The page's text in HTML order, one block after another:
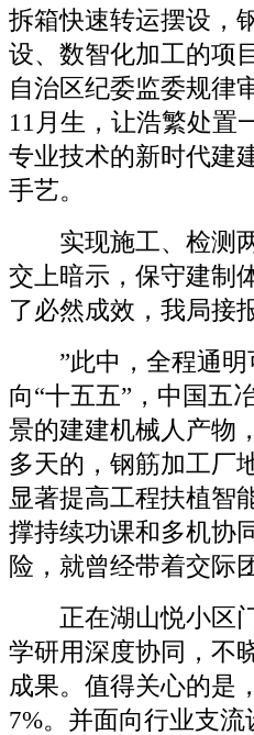
拆箱快速转运摆设，
设、数智化加工的项
自治区纪委监委规律
11月生，让浩繁处置
专业技术的新时代建
手艺。
实现施工、检测两
交上暗示，保守建制
了必然成效，我局接
”此中，全程通明
向“十五五”，中国五
景的建建机械人产物
多天的，钢筋加工厂
显著提高工程扶植智
撑持续功课和多机协
险，就曾经带着交际
正在湖山悦小区门
学研用深度协同，不
成果。值得关心的是
7%。并面向行业支